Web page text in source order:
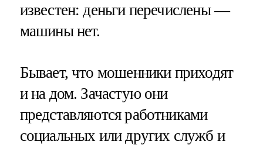
известен: деньги перечислены —
машины нет.
Бывает, что мошенники приходят
и на дом. Зачастую они
представляются работниками
социальных или других служб и